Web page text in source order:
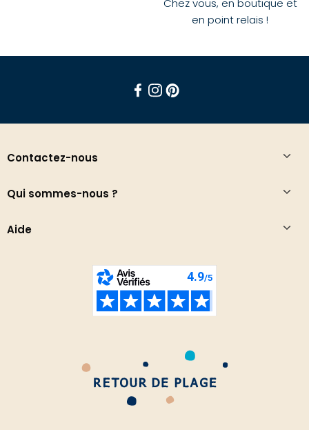
Chez vous, en boutique et
en point relais !
Contactez-nous
Qui sommes-nous ?
Aide